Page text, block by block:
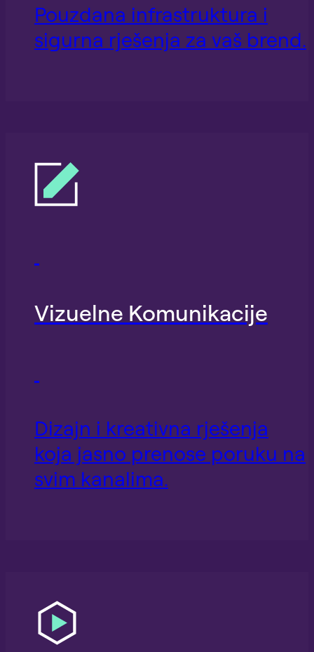
Pouzdana infrastruktura i
sigurna rješenja za vaš brend.
Vizuelne Komunikacije
Dizajn i kreativna rješenja
koja jasno prenose poruku na
svim kanalima.